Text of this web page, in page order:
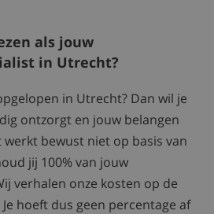
als jouw
in Utrecht?
in Utrecht? Dan wil je
ontzorgt en jouw belangen
bewust niet op basis van
jij 100% van jouw
verhalen onze kosten op de
hoeft dus geen percentage af